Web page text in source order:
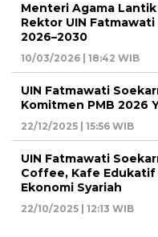
Menteri Agama
Rektor UIN
2026–2030
10/03/2026 | 18:42 WIB
UIN Fatmawati
Komitmen PMB 2026
22/12/2025 | 15:56 WIB
UIN Fatmawati
Coffee, Kafe Edukatif
Ekonomi Syariah
22/10/2025 | 12:13 WIB